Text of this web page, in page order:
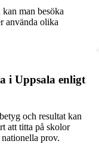
man besöka
använda olika
i Uppsala enligt
och resultat kan
att titta på skolor
prov.